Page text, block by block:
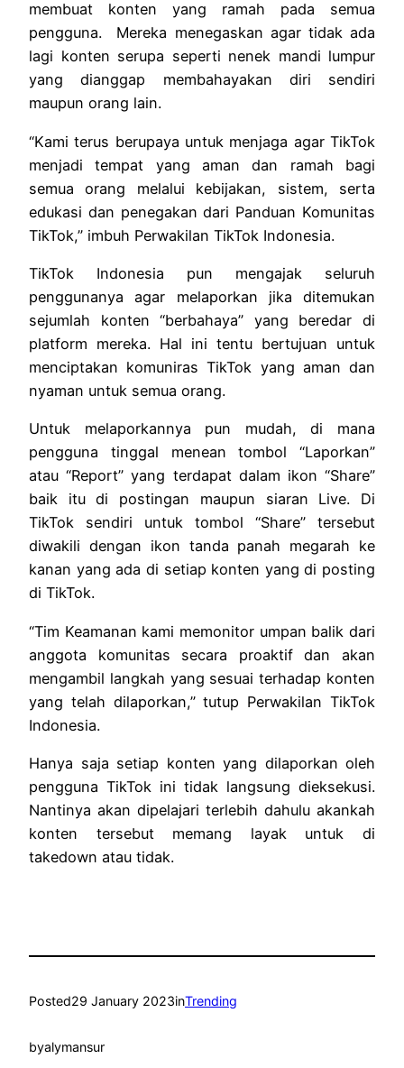
membuat konten yang ramah pada semua
pengguna. Mereka menegaskan agar tidak ada
lagi konten serupa seperti nenek mandi lumpur
yang dianggap membahayakan diri sendiri
maupun orang lain.
“Kami terus berupaya untuk menjaga agar TikTok
menjadi tempat yang aman dan ramah bagi
semua orang melalui kebijakan, sistem, serta
edukasi dan penegakan dari Panduan Komunitas
TikTok,” imbuh Perwakilan TikTok Indonesia.
TikTok Indonesia pun mengajak seluruh
penggunanya agar melaporkan jika ditemukan
sejumlah konten “berbahaya” yang beredar di
platform mereka. Hal ini tentu bertujuan untuk
menciptakan komuniras TikTok yang aman dan
nyaman untuk semua orang.
Untuk melaporkannya pun mudah, di mana
pengguna tinggal menean tombol “Laporkan”
atau “Report” yang terdapat dalam ikon “Share”
baik itu di postingan maupun siaran Live. Di
TikTok sendiri untuk tombol “Share” tersebut
diwakili dengan ikon tanda panah megarah ke
kanan yang ada di setiap konten yang di posting
di TikTok.
“Tim Keamanan kami memonitor umpan balik dari
anggota komunitas secara proaktif dan akan
mengambil langkah yang sesuai terhadap konten
yang telah dilaporkan,” tutup Perwakilan TikTok
Indonesia.
Hanya saja setiap konten yang dilaporkan oleh
pengguna TikTok ini tidak langsung dieksekusi.
Nantinya akan dipelajari terlebih dahulu akankah
konten tersebut memang layak untuk di
takedown atau tidak.
Posted29 January 2023inTrending
byalymansur